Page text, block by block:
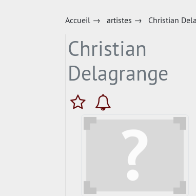
Accueil→ artistes → Christian
Christian
Delagrange